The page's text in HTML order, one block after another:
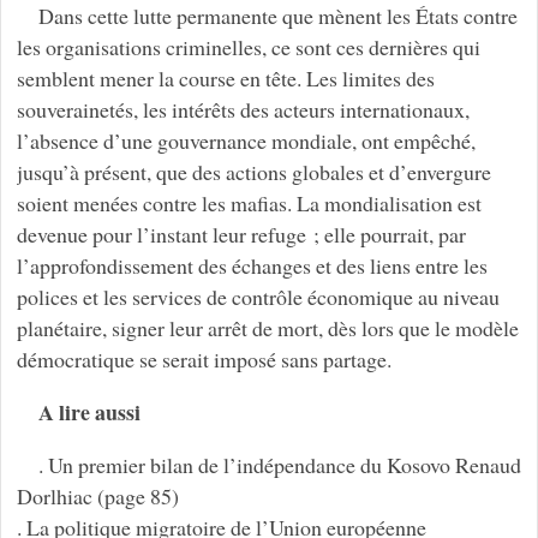
Dans cette lutte permanente que mènent les États contre
les organisations criminelles, ce sont ces dernières qui
semblent mener la course en tête. Les limites des
souverainetés, les intérêts des acteurs internationaux,
l’absence d’une gouvernance mondiale, ont empêché,
jusqu’à présent, que des actions globales et d’envergure
soient menées contre les mafias. La mondialisation est
devenue pour l’instant leur refuge ; elle pourrait, par
l’approfondissement des échanges et des liens entre les
polices et les services de contrôle économique au niveau
planétaire, signer leur arrêt de mort, dès lors que le modèle
démocratique se serait imposé sans partage.
A lire aussi
. Un premier bilan de l’indépendance du Kosovo Renaud
Dorlhiac (page 85)
. La politique migratoire de l’Union européenne